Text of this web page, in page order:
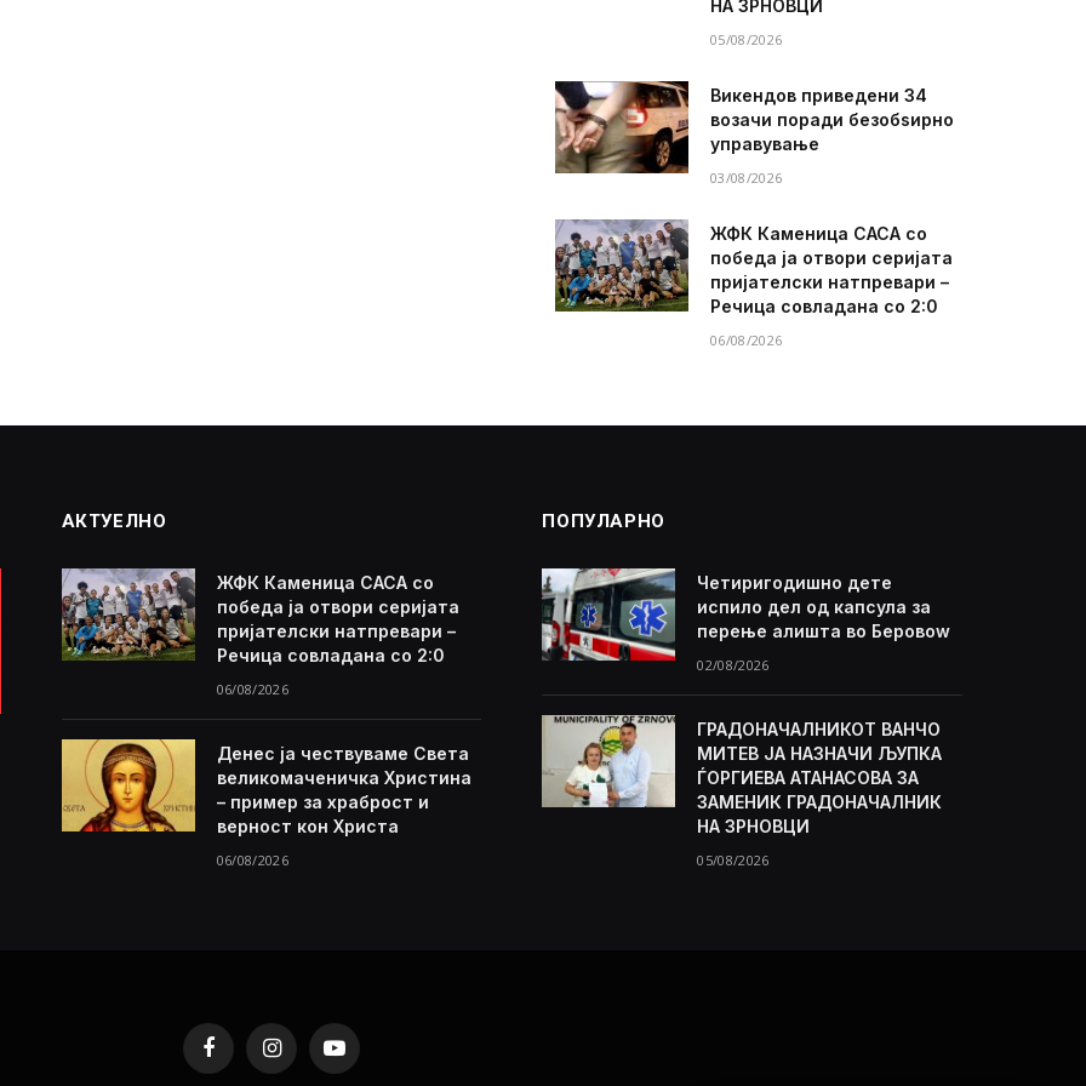
НА ЗРНОВЦИ
05/08/2026
Викендов приведени 34
возачи поради безобѕирно
управување
03/08/2026
ЖФК Каменица САСА со
победа ја отвори серијата
пријателски натпревари –
Речица совладана со 2:0
06/08/2026
АКТУЕЛНО
ЖФК Каменица САСА со
победа ја отвори серијата
пријателски натпревари –
Речица совладана со 2:0
06/08/2026
Денес ја чествуваме Света
великомаченичка Христина
– пример за храброст и
верност кон Христа
06/08/2026
ПОПУЛАРНО
Четиригодишно дете
испило дел од капсула за
перење алишта во Беровоw
02/08/2026
ГРАДОНАЧАЛНИКОТ ВАНЧО
МИТЕВ ЈА НАЗНАЧИ ЉУПКА
ЃОРГИЕВА АТАНАСОВА ЗА
ЗАМЕНИК ГРАДОНАЧАЛНИК
НА ЗРНОВЦИ
05/08/2026
FacebookInstagramYouTube